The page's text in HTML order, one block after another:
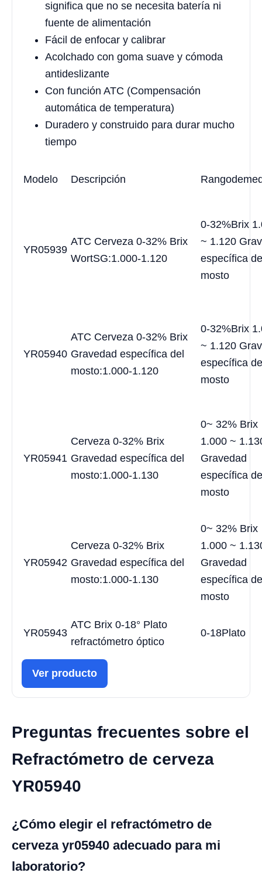
significa que no se necesita batería ni
fuente de alimentación
Fácil de enfocar y calibrar
Acolchado con goma suave y cómoda
antideslizante
Con función ATC (Compensación
automática de temperatura)
Duradero y construido para durar mucho
tiempo
Modelo Descripción Rangode
YR05939
ATC Cerveza 0-32% Brix
WortSG:1.000-1.120
0-32%Brix
~ 1.120
específica
mosto
YR05940
ATC Cerveza 0-32% Brix
Gravedad específica del
mosto:1.000-1.120
0-32%Brix
~ 1.120
específica
mosto
YR05941
Cerveza 0-32% Brix
Gravedad específica del
mosto:1.000-1.130
0~ 32% Brix
1.000 ~
Gravedad
específica
mosto
YR05942
Cerveza 0-32% Brix
Gravedad específica del
mosto:1.000-1.130
0~ 32% Brix
1.000 ~
Gravedad
específica
mosto
YR05943
ATC Brix 0-18° Plato
refractómetro óptico
0-18Plato
Ver producto
Preguntas frecuentes sobre el
Refractómetro de cerveza
YR05940
¿Cómo elegir el refractómetro de
cerveza yr05940 adecuado para mi
laboratorio?